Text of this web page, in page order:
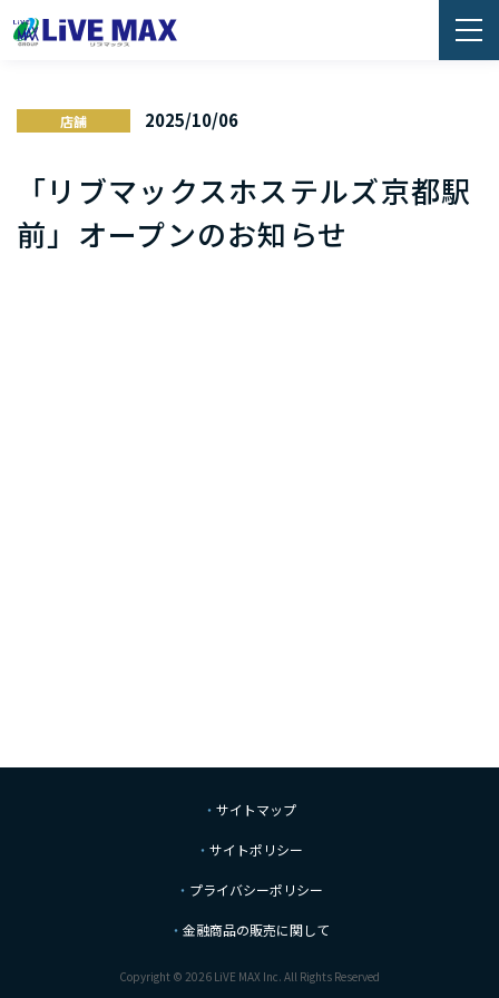
店舗 2025/10/06
「リブマックスホステルズ京都駅
前」オープンのお知らせ
サイトマップ
サイトポリシー
プライバシーポリシー
金融商品の販売に関して
Copyright © 2026 LiVE MAX Inc. All Rights Reserved